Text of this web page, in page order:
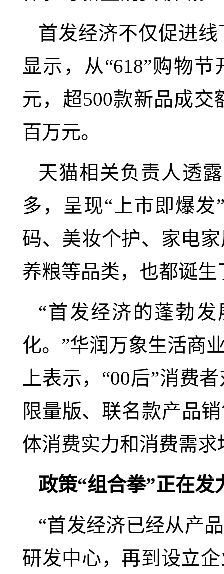
首发经济不仅促进
显示，从“618”购物
元，超500款新品成
百万元。
天猫相关负责人透
多，呈现“上市即爆
码、美妆个护、家电
养粮等品类，也都诞生
“首发经济的蓬勃
化。”华润万象生活商
上表示，“00后”消费
限量版、联名款产品
体消费实力和消费需求
政策“组合拳”正在发
“首发经济已经从产
研发中心，再到设立